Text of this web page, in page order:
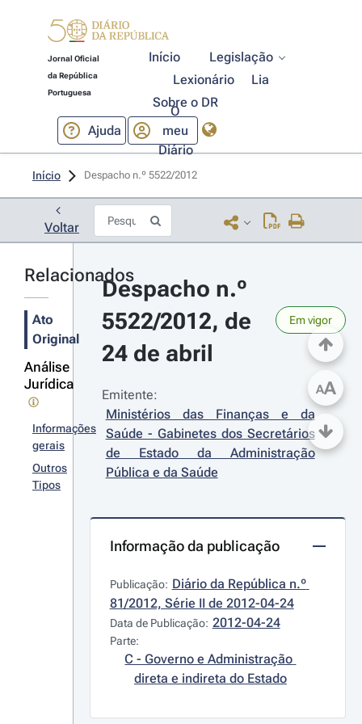
Jornal Oficial
da República
Portuguesa
Início
Legislação
Lexionário
Lia
Sobre o DR
Ajuda
O
meu
Diário
Início Despacho n.º 5522/2012
Voltar
Relacionados
Ato
Original
Análise
Jurídica
Informações
gerais
Outros
Tipos
Despacho n.º
5522/2012, de
24 de abril
Em vigor
Emitente:
Ministérios das Finanças e da
Saúde - Gabinetes dos Secretários
de Estado da Administração
Pública e da Saúde
Informação da publicação
Publicação: Diário da República n.º
81/2012, Série II de 2012-04-24
Data de Publicação: 2012-04-24
Parte:
C - Governo e Administração
direta e indireta do Estado
AA